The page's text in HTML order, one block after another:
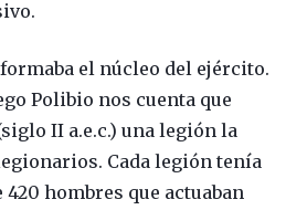
el núcleo del ejército.
Polibio nos cuenta que
II a.e.c.) una legión la
Cada legión tenía
hombres que actuaban